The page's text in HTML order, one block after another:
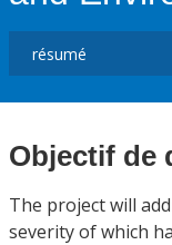
Objectif de
The project will
severity of which